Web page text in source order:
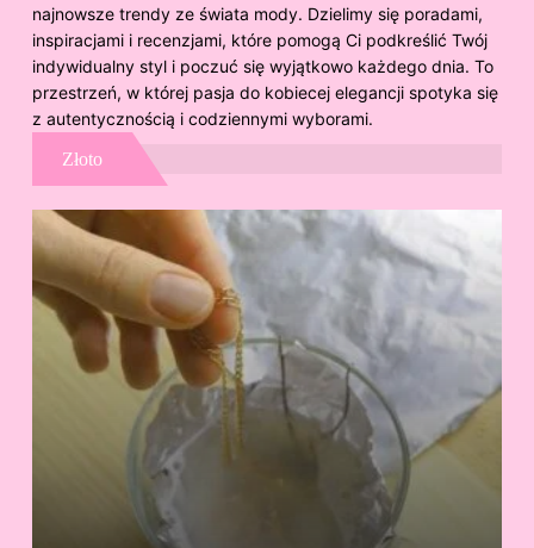
najnowsze trendy ze świata mody. Dzielimy się poradami,
inspiracjami i recenzjami, które pomogą Ci podkreślić Twój
indywidualny styl i poczuć się wyjątkowo każdego dnia. To
przestrzeń, w której pasja do kobiecej elegancji spotyka się
z autentycznością i codziennymi wyborami.
Złoto